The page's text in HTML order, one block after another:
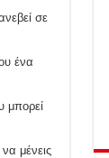
σε
ένα
μπορεί
μένεις